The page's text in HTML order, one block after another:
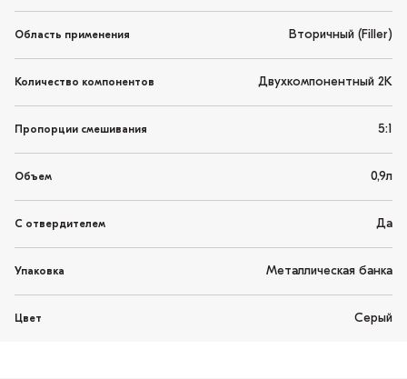
Область применения Вторичный (Filler)
Количество компонентов Двухкомпонентный 2K
Пропорции смешивания 5:1
Объем 0,9л
С отвердителем Да
Упаковка Металлическая банка
Цвет Серый